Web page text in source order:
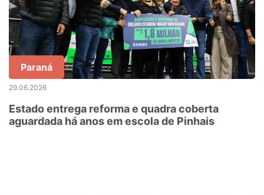
Paraná
29.06.2026
Estado entrega reforma e quadra coberta
aguardada há anos em escola de Pinhais